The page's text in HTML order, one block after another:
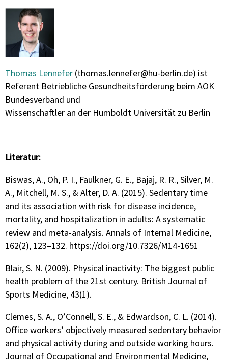
Thomas Lennefer (thomas.lennefer@hu-berlin.de) ist
Referent Betriebliche Gesundheitsförderung beim AOK
Bundesverband und
Wissenschaftler an der Humboldt Universität zu Berlin
Literatur:
Biswas, A., Oh, P. I., Faulkner, G. E., Bajaj, R. R., Silver, M.
A., Mitchell, M. S., & Alter, D. A. (2015). Sedentary time
and its association with risk for disease incidence,
mortality, and hospitalization in adults: A systematic
review and meta-analysis. Annals of Internal Medicine,
162(2), 123–132. https://doi.org/10.7326/M14-1651
Blair, S. N. (2009). Physical inactivity: The biggest public
health problem of the 21st century. British Journal of
Sports Medicine, 43(1).
Clemes, S. A., O’Connell, S. E., & Edwardson, C. L. (2014).
Office workers’ objectively measured sedentary behavior
and physical activity during and outside working hours.
Journal of Occupational and Environmental Medicine,